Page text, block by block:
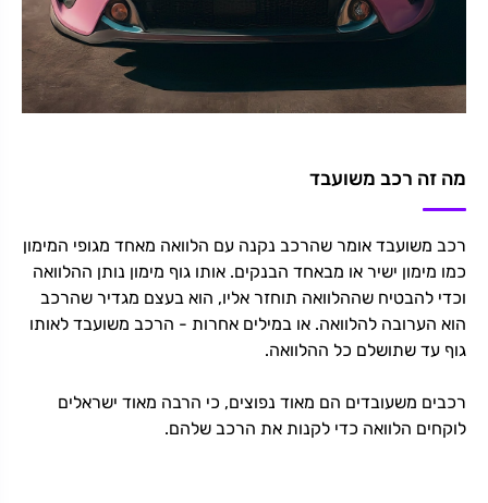
מה זה רכב משועבד
רכב משועבד אומר שהרכב נקנה עם הלוואה מאחד מגופי המימון
כמו מימון ישיר או מבאחד הבנקים. אותו גוף מימון נותן ההלוואה
וכדי להבטיח שההלוואה תוחזר אליו, הוא בעצם מגדיר שהרכב
הוא הערובה להלוואה. או במילים אחרות - הרכב משועבד לאותו
גוף עד שתושלם כל ההלוואה.
רכבים משעובדים הם מאוד נפוצים, כי הרבה מאוד ישראלים
לוקחים הלוואה כדי לקנות את הרכב שלהם.